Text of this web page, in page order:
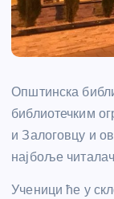
Општинска
библиотечким
и Залоговцу и
најбоље
Ученици ће у